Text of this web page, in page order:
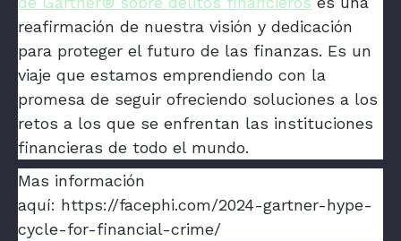
reafirmación de nuestra visión y dedicación
para proteger el futuro de las finanzas. Es un
viaje que estamos emprendiendo con la
promesa de seguir ofreciendo soluciones a los
retos a los que se enfrentan las instituciones
financieras de todo el mundo.
Mas información
aquí: https://facephi.com/2024-gartner-hype-
cycle-for-financial-crime/